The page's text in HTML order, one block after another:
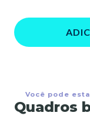
Você pode
Quadros